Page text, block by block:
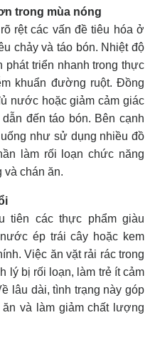
trong mùa nóng
rệt các vấn đề tiêu hóa ở
chảy và táo bón. Nhiệt độ
phát triển nhanh trong thực
khuẩn đường ruột. Đồng
nước hoặc giảm cảm giác
đến táo bón. Bên cạnh
như sử dụng nhiều đồ
làm rối loạn chức năng
và chán ăn.
tiên các thực phẩm giàu
ép trái cây hoặc kem
Việc ăn vặt rải rác trong
lý bị rối loạn, làm trẻ ít cảm
lâu dài, tình trạng này góp
và làm giảm chất lượng